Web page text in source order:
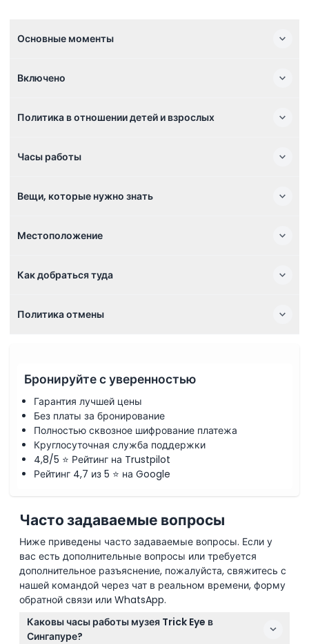
Основные моменты
Включено
Политика в отношении детей и взрослых
Часы работы
Вещи, которые нужно знать
Местоположение
Как добраться туда
Политика отмены
Бронируйте с уверенностью
Гарантия лучшей цены
Без платы за бронирование
Полностью сквозное шифрование платежа
Круглосуточная служба поддержки
4,8/5 ⭐ Рейтинг на Trustpilot
Рейтинг 4,7 из 5 ⭐ на Google
Часто задаваемые вопросы
Ниже приведены часто задаваемые вопросы. Если у
вас есть дополнительные вопросы или требуется
дополнительное разъяснение, пожалуйста, свяжитесь с
нашей командой через чат в реальном времени, форму
обратной связи или WhatsApp.
Каковы часы работы музея Trick Eye в
Сингапуре?